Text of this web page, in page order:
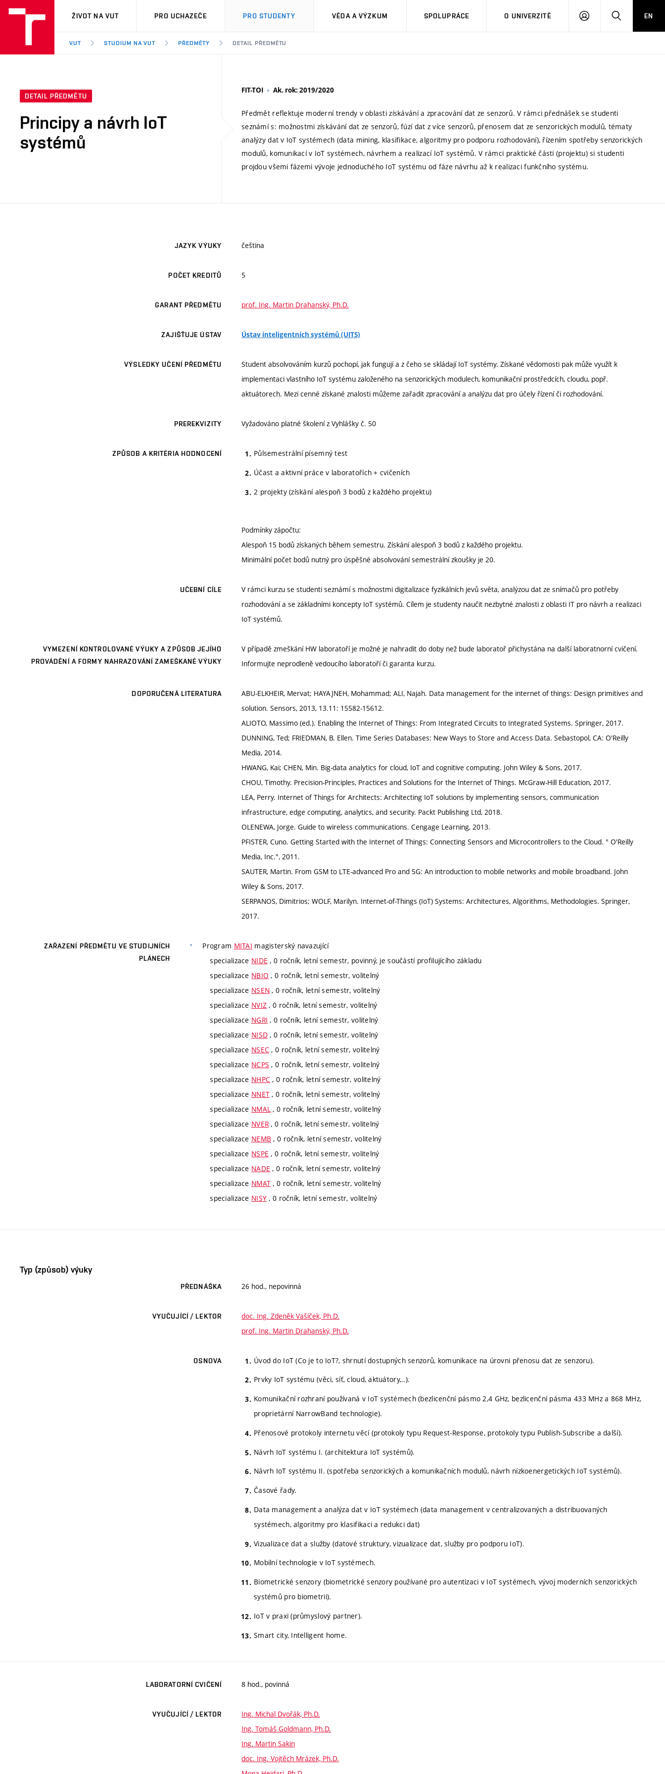
VUT
ŽIVOT NA VUT PRO UCHAZEČE PRO STUDENTY VĚDA A VÝZKUM SPOLUPRÁCE O UNIVERZITĚ
PŘIHLÁSIT HLEDATEN
VUT STUDIUM NA VUT PŘEDMĚTY DETAIL PŘEDMĚTU
DETAIL PŘEDMĚTU
Principy a návrh IoT
systémů
FIT-TOI Ak. rok: 2019/2020
Předmět reflektuje moderní trendy v oblasti získávání a zpracování dat ze senzorů. V rámci přednášek se studenti
seznámí s: možnostmi získávání dat ze senzorů, fúzí dat z více senzorů, přenosem dat ze senzorických modulů, tématy
analýzy dat v IoT systémech (data mining, klasifikace, algoritmy pro podporu rozhodování), řízením spotřeby senzorických
modulů, komunikací v IoT systémech, návrhem a realizací IoT systémů. V rámci praktické části (projektu) si studenti
projdou všemi fázemi vývoje jednoduchého IoT systému od fáze návrhu až k realizaci funkčního systému.
JAZYK VÝUKY čeština
POČET KREDITŮ 5
GARANT PŘEDMĚTU prof. Ing. Martin Drahanský, Ph.D.
ZAJIŠŤUJE ÚSTAV Ústav inteligentních systémů (UITS)
VÝSLEDKY UČENÍ PŘEDMĚTU
Student absolvováním kurzů pochopí, jak fungují a z čeho se skládají IoT systémy. Získané vědomosti pak může využít k
implementaci vlastního IoT systému založeného na senzorických modulech, komunikační prostředcích, cloudu, popř.
aktuátorech. Mezi cenné získané znalosti můžeme zařadit zpracování a analýzu dat pro účely řízení či rozhodování.
PREREKVIZITY Vyžadováno platné školení z Vyhlášky č. 50
ZPŮSOB A KRITÉRIA HODNOCENÍ Půlsemestrální písemný test
Účast a aktivní práce v laboratořích + cvičeních
2 projekty (získání alespoň 3 bodů z každého projektu)
Podmínky zápočtu:
Alespoň 15 bodů získaných během semestru. Získání alespoň 3 bodů z každého projektu.
Minimální počet bodů nutný pro úspěšné absolvování semestrální zkoušky je 20.
UČEBNÍ CÍLE
V rámci kurzu se studenti seznámí s možnostmi digitalizace fyzikálních jevů světa, analýzou dat ze snímačů pro potřeby
rozhodování a se základními koncepty IoT systémů. Cílem je studenty naučit nezbytné znalosti z oblasti IT pro návrh a realizaci
IoT systémů.
VYMEZENÍ KONTROLOVANÉ VÝUKY A ZPŮSOB JEJÍHO
PROVÁDĚNÍ A FORMY NAHRAZOVÁNÍ ZAMEŠKANÉ VÝUKY
V případě zmeškání HW laboratoří je možné je nahradit do doby než bude laboratoř přichystána na další laboratnorní cvičení.
Informujte neprodleně vedoucího laboratoří či garanta kurzu.
DOPORUČENÁ LITERATURA
ABU-ELKHEIR, Mervat; HAYAJNEH, Mohammad; ALI, Najah. Data management for the internet of things: Design primitives and
solution. Sensors, 2013, 13.11: 15582-15612.
ALIOTO, Massimo (ed.). Enabling the Internet of Things: From Integrated Circuits to Integrated Systems. Springer, 2017.
DUNNING, Ted; FRIEDMAN, B. Ellen. Time Series Databases: New Ways to Store and Access Data. Sebastopol, CA: O'Reilly
Media, 2014.
HWANG, Kai; CHEN, Min. Big-data analytics for cloud, IoT and cognitive computing. John Wiley & Sons, 2017.
CHOU, Timothy. Precision-Principles, Practices and Solutions for the Internet of Things. McGraw-Hill Education, 2017.
LEA, Perry. Internet of Things for Architects: Architecting IoT solutions by implementing sensors, communication
infrastructure, edge computing, analytics, and security. Packt Publishing Ltd, 2018.
OLENEWA, Jorge. Guide to wireless communications. Cengage Learning, 2013.
PFISTER, Cuno. Getting Started with the Internet of Things: Connecting Sensors and Microcontrollers to the Cloud. " O'Reilly
Media, Inc.", 2011.
SAUTER, Martin. From GSM to LTE-advanced Pro and 5G: An introduction to mobile networks and mobile broadband. John
Wiley & Sons, 2017.
SERPANOS, Dimitrios; WOLF, Marilyn. Internet-of-Things (IoT) Systems: Architectures, Algorithms, Methodologies. Springer,
2017.
ZAŘAZENÍ PŘEDMĚTU VE STUDIJNÍCH
PLÁNECH
Program MITAI magisterský navazující
specializace NIDE , 0 ročník, letní semestr, povinný, je součástí profilujícího základu
specializace NBIO , 0 ročník, letní semestr, volitelný
specializace NSEN , 0 ročník, letní semestr, volitelný
specializace NVIZ , 0 ročník, letní semestr, volitelný
specializace NGRI , 0 ročník, letní semestr, volitelný
specializace NISD , 0 ročník, letní semestr, volitelný
specializace NSEC , 0 ročník, letní semestr, volitelný
specializace NCPS , 0 ročník, letní semestr, volitelný
specializace NHPC , 0 ročník, letní semestr, volitelný
specializace NNET , 0 ročník, letní semestr, volitelný
specializace NMAL , 0 ročník, letní semestr, volitelný
specializace NVER , 0 ročník, letní semestr, volitelný
specializace NEMB , 0 ročník, letní semestr, volitelný
specializace NSPE , 0 ročník, letní semestr, volitelný
specializace NADE , 0 ročník, letní semestr, volitelný
specializace NMAT , 0 ročník, letní semestr, volitelný
specializace NISY , 0 ročník, letní semestr, volitelný
Typ (způsob) výuky
PŘEDNÁŠKA 26 hod., nepovinná
VYUČUJÍCÍ / LEKTOR
doc. Ing. Zdeněk Vašíček, Ph.D.
prof. Ing. Martin Drahanský, Ph.D.
OSNOVA Úvod do IoT (Co je to IoT?, shrnutí dostupných senzorů, komunikace na úrovni přenosu dat ze senzoru).
Prvky IoT systému (věci, síť, cloud, aktuátory,..).
Komunikační rozhraní používaná v IoT systémech (bezlicenční pásmo 2,4 GHz, bezlicenční pásma 433 MHz a 868 MHz,
proprietární NarrowBand technologie).
Přenosové protokoly internetu věcí (protokoly typu Request-Response, protokoly typu Publish-Subscribe a další).
Návrh IoT systému I. (architektura IoT systémů).
Návrh IoT systému II. (spotřeba senzorických a komunikačních modulů, návrh nízkoenergetických IoT systémů).
Časové řady.
Data management a analýza dat v IoT systémech (data management v centralizovaných a distribuovaných
systémech, algoritmy pro klasifikaci a redukci dat)
Vizualizace dat a služby (datové struktury, vizualizace dat, služby pro podporu IoT).
Mobilní technologie v IoT systémech.
Biometrické senzory (biometrické senzory používané pro autentizaci v IoT systémech, vývoj moderních senzorických
systémů pro biometrii).
IoT v praxi (průmyslový partner).
Smart city, Intelligent home.
LABORATORNÍ CVIČENÍ 8 hod., povinná
VYUČUJÍCÍ / LEKTOR
Ing. Michal Dvořák, Ph.D.
Ing. Tomáš Goldmann, Ph.D.
Ing. Martin Sakin
doc. Ing. Vojtěch Mrázek, Ph.D.